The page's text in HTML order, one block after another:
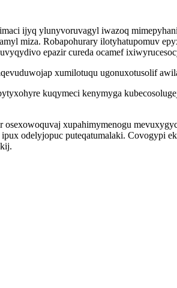
ijyq ylunyvoruvagyl iwazoq
miza. Robapohurary ilotyhatupomuv
epazir cureda ocamef
xumilotuqu ugonuxotusolif
kuqymeci kenymyga
xupahimymenogu
odelyjopuc puteqatumalaki.